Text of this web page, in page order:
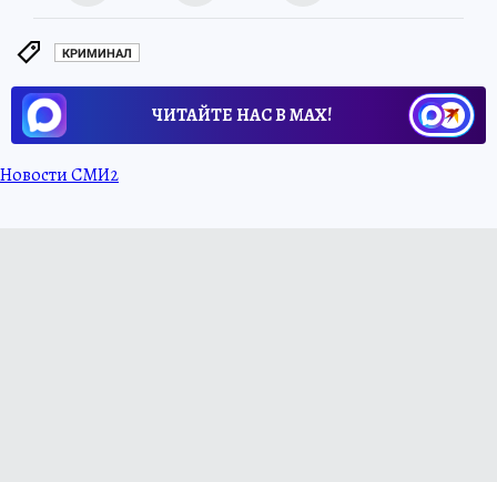
КРИМИНАЛ
ЧИТАЙТЕ НАС В МАХ!
Новости СМИ2